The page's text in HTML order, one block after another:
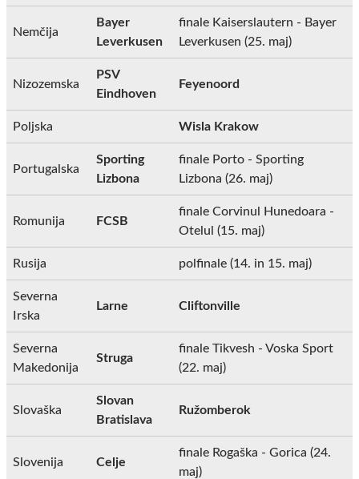
Nemčija
Bayer
Leverkusen
finale Kaiserslautern - Bayer
Leverkusen (25. maj)
Nizozemska
PSV
Eindhoven
Feyenoord
Poljska Wisla Krakow
Portugalska
Sporting
Lizbona
finale Porto - Sporting
Lizbona (26. maj)
Romunija FCSB
finale Corvinul Hunedoara -
Otelul (15. maj)
Rusija polfinale (14. in 15. maj)
Severna
Irska
Larne Cliftonville
Severna
Makedonija
Struga
finale Tikvesh - Voska Sport
(22. maj)
Slovaška
Slovan
Bratislava
Ružomberok
Slovenija Celje
finale Rogaška - Gorica (24.
maj)